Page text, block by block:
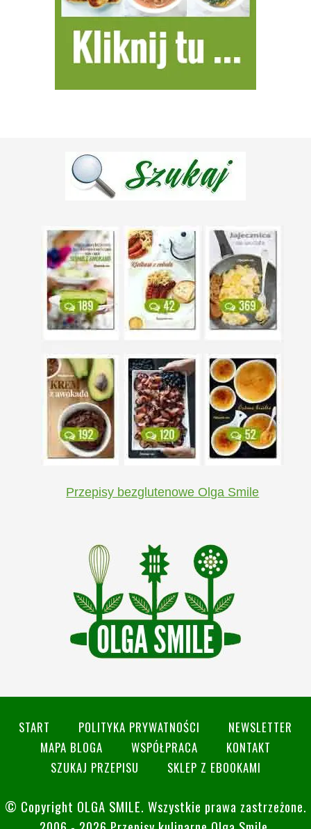
Przepisy bezglutenowe Olga Smile
START POLITYKA PRYWATNOŚCI
NEWSLETTER
MAPA BLOGA
WSPÓŁPRACA
KONTAKT
SZUKAJ PRZEPISU
SKLEP Z EBOOKAMI
© Copyright OLGA SMILE. Wszystkie prawa zastrzeżone.